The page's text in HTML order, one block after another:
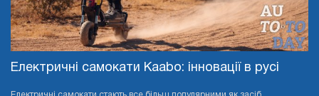
Електричні самокати Kaabo: інновації в русі